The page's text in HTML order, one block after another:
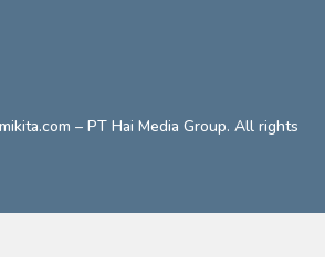
– PT Hai Media Group. All rights